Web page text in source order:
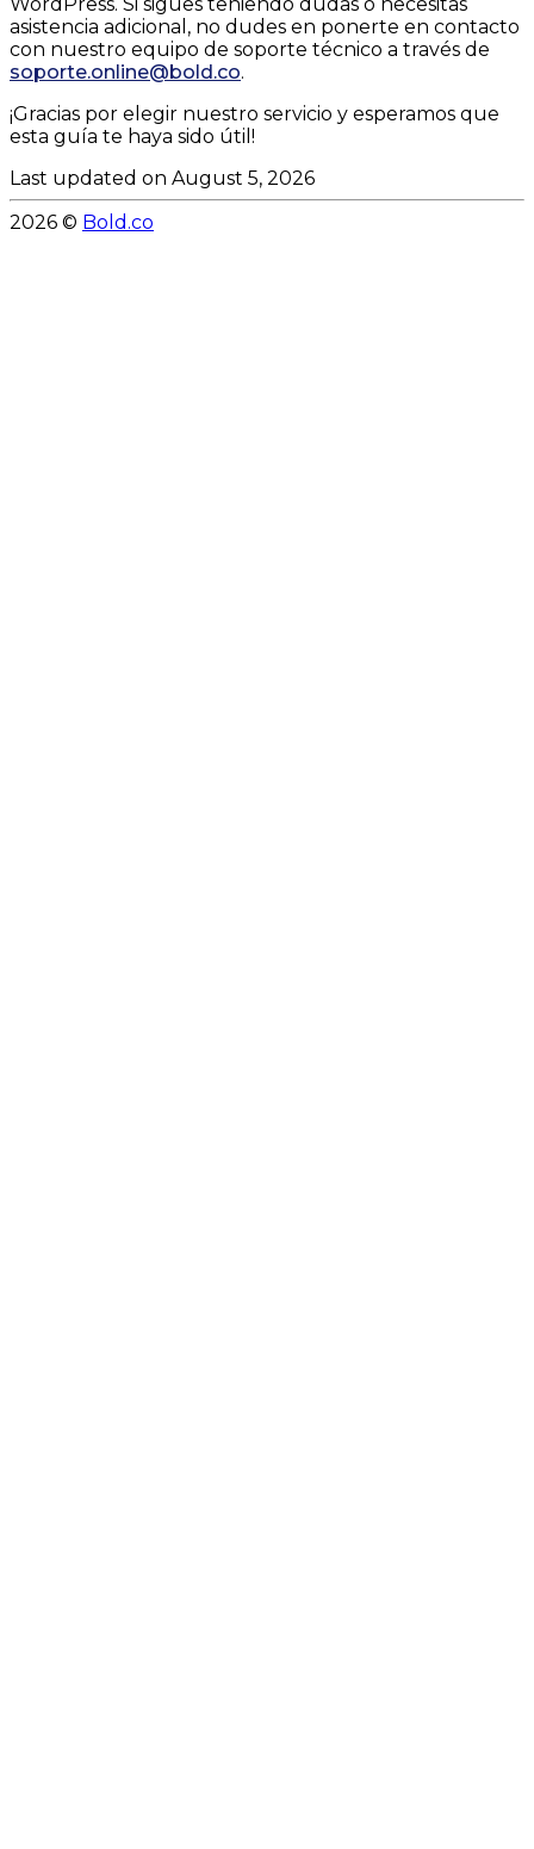
asistencia adicional, no dudes en ponerte en contacto
con nuestro equipo de soporte técnico a través de
soporte.online@bold.co.
¡Gracias por elegir nuestro servicio y esperamos que
esta guía te haya sido útil!
Last updated on August 5, 2026
2026 © Bold.co